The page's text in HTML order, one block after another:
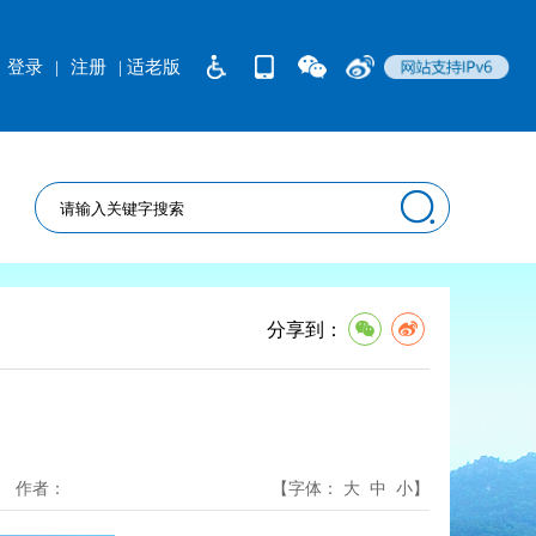
| 适老版
登录 | 注册
分享到：
作者： 【字体： 大 中 小】